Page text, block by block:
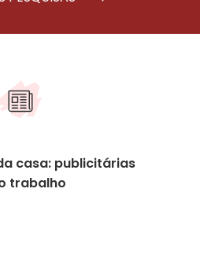
casa: publicitárias
trabalho